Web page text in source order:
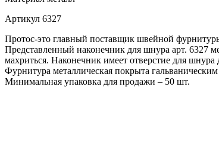
Артикул 6327
Протос-это главный поставщик швейной
Представленный наконечник для шнура арт. 6327
махриться. Наконечник имеет отверстие для
Фурнитура металлическая покрыта
Минимальная упаковка для продажи – 50 шт.